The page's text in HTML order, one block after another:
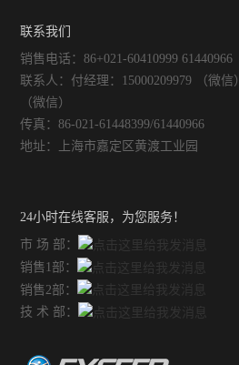
不如别人？
联系我们
销售电话：86+021-60410999 61440966
联系人：付经理：15000209979 （微信
（微信）
传真：86-021-61448399/61440966
地址：上海市嘉定区黄渡工业园
24小时在线客服，为您服务！
市 场 部：
销售1部：
销售2部：
技 术 部：